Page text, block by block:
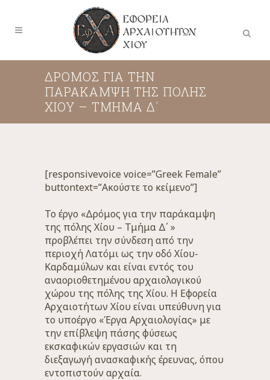
ΔΡΌΜΟΣ ΓΙΑ ΤΗΝ
ΠΑΡΆΚΑΜΨΗ ΤΗΣ ΠΌΛΗΣ
ΧΊΟΥ – ΤΜΉΜΑ Δ΄
[responsivevoice voice=”Greek Female”
buttontext=”Ακούστε το κείμενο”]
Το έργο «Δρόμος για την παράκαμψη
της πόλης Χίου – Τμήμα Δ΄ »
προβλέπει την σύνδεση από την
περιοχή Λατόμι ως την οδό Χίου-
Καρδαμύλων και είναι εντός του
αναοριοθετημένου αρχαιολογικού
χώρου της πόλης της Χίου. Η Εφορεία
Αρχαιοτήτων Χίου είναι υπεύθυνη για
το υποέργο «Έργα Αρχαιολογίας» με
την επίβλεψη πάσης φύσεως
εκσκαφικών εργασιών και τη
διεξαγωγή ανασκαφικής έρευνας, όπου
εντοπιστούν αρχαία.